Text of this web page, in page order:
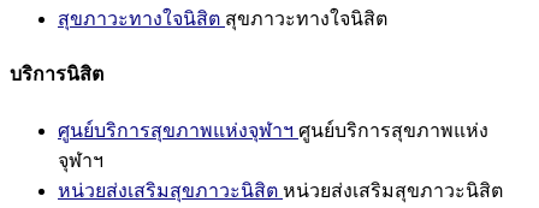
สุขภาวะทางใจนิสิต สุขภาวะทางใจนิสิต
บริการนิสิต
ศูนย์บริการสุขภาพแห่งจุฬาฯ ศูนย์บริการสุขภาพแห่ง
จุฬาฯ
หน่วยส่งเสริมสุขภาวะนิสิต หน่วยส่งเสริมสุขภาวะนิสิต